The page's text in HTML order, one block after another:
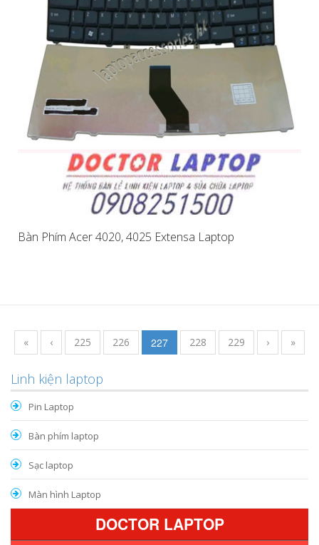
Bàn Phím Acer 4020, 4025 Extensa Laptop
« ‹ 225 226 227 228 229 › »
Linh kiện laptop
Pin Laptop
Bàn phím laptop
Sạc laptop
Màn hình Laptop
DOCTOR LAPTOP